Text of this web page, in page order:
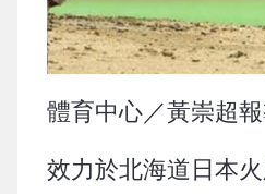
體育中心／黃崇超
效力於北海道日本